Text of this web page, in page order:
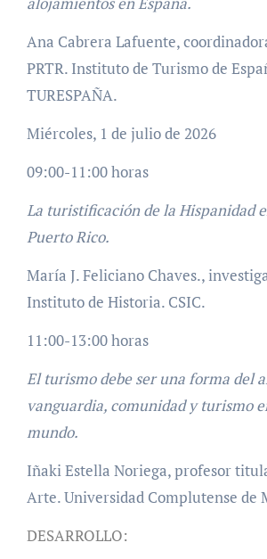
Ana Cabrera Lafuente,
PRTR. Instituto de Turismo de
TURESPAÑA.
Miércoles, 1 de julio de 2026
09:00-11:00 horas
La turistificación de la Hispanidad
Puerto Rico.
María J. Feliciano Chaves.,
Instituto de Historia. CSIC.
11:00-13:00 horas
El turismo debe ser una forma del
vanguardia, comunidad y turismo
mundo.
Iñaki Estella Noriega, profesor
Arte. Universidad Complutense de
DESARROLLO: